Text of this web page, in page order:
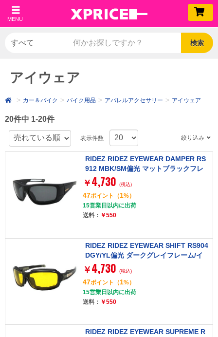
MENU
検索
アイウェア
カー＆バイク バイク用品 アパレルアクセサリー アイウェア
20件中 1-20件
表示件数 絞り込み
RIDEZ RIDEZ EYEWEAR DAMPER RS
912 MBK/SM偏光 マットブラックフレ
ーム/スモークレンズ [アイウェア]
￥ 4,730 (税込)
47ポイント （1%）
15営業日以内に出荷
送料： ￥550
RIDEZ RIDEZ EYEWEAR SHIFT RS904
DGY/YL偏光 ダークグレイフレーム/イ
エローレンズ [アイウェア]
￥ 4,730 (税込)
47ポイント （1%）
15営業日以内に出荷
送料： ￥550
RIDEZ RIDEZ EYEWEAR SUPREME R